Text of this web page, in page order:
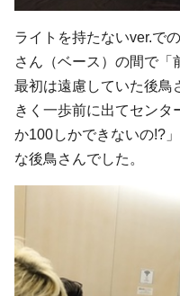
ライトを持たないver.で
さん（ベース）の間で「
最初は遠慮していた後鳥
きく一歩前に出てセンタ
か100しかできないの!?
な後鳥さんでした。